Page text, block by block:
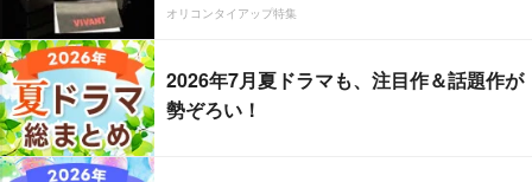
オリコンタイアップ特集
2026年7月夏ドラマも、注目作＆話題作が
勢ぞろい！